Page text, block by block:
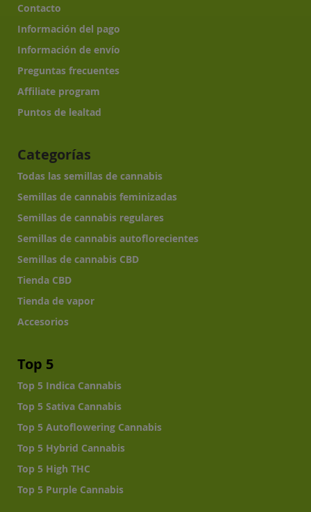
Contacto
Información del pago
Información de envío
Preguntas frecuentes
Affiliate program
Puntos de lealtad
Categorías
Todas las semillas de cannabis
Semillas de cannabis feminizadas
Semillas de cannabis regulares
Semillas de cannabis autoflorecientes
Semillas de cannabis CBD
Tienda CBD
Tienda de vapor
Accesorios
Top 5
Top 5 Indica Cannabis
Top 5 Sativa Cannabis
Top 5 Autoflowering Cannabis
Top 5 Hybrid Cannabis
Top 5 High THC
Top 5 Purple Cannabis